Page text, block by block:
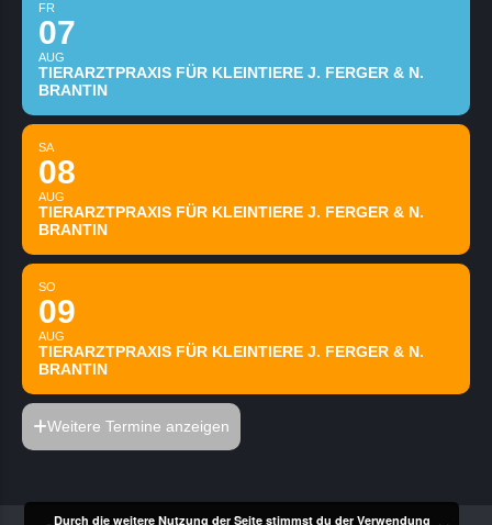
FR
07
AUG
TIERARZTPRAXIS FÜR KLEINTIERE J. FERGER & N.
BRANTIN
SA
08
AUG
TIERARZTPRAXIS FÜR KLEINTIERE J. FERGER & N.
BRANTIN
SO
09
AUG
TIERARZTPRAXIS FÜR KLEINTIERE J. FERGER & N.
BRANTIN
Weitere Termine anzeigen
Durch die weitere Nutzung der Seite stimmst du der Verwendung